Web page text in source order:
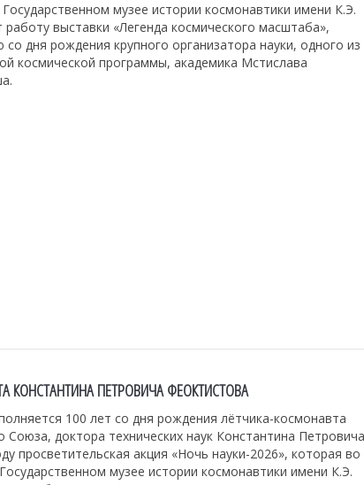
музее истории космонавтики имени К.Э.
выставки «Легенда космического масштаба»,
дня рождения крупного организатора науки, одного из
космической программы, академика Мстислава
КОНСТАНТИНА ПЕТРОВИЧА ФЕОКТИСТОВА
100 лет со дня рождения лётчика-космонавта
Союза, доктора технических наук Константина Петровича
просветительская акция «Ночь науки-2026», которая во
музее истории космонавтики имени К.Э.